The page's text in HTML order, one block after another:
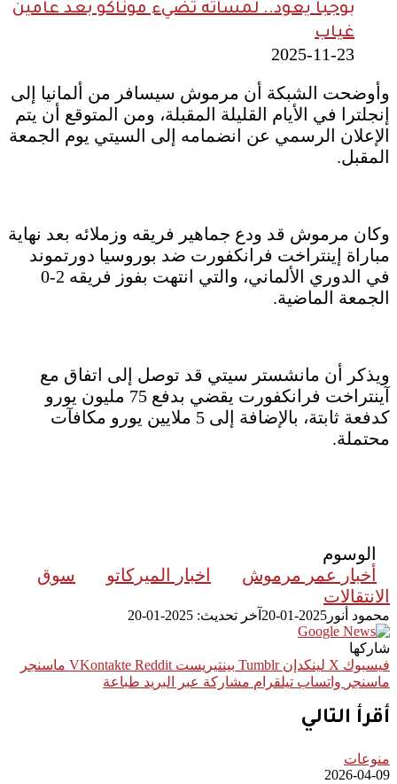
بوجبا يعود.. لمساته تضيء موناكو بعد عامين
غياب
2025-11-23
وأوضحت الشبكة أن مرموش سيسافر من ألمانيا إلى
إنجلترا في الأيام القليلة المقبلة، ومن المتوقع أن يتم
الإعلان الرسمي عن انضمامه إلى السيتي يوم الجمعة
المقبل.
وكان مرموش قد ودع جماهير فريقه وزملائه بعد نهاية
مباراة إينتراخت فرانكفورت ضد بوروسيا دورتموند
في الدوري الألماني، والتي انتهت بفوز فريقه 2-0
الجمعة الماضية.
ويذكر أن مانشستر سيتي قد توصل إلى اتفاق مع
آينتراخت فرانكفورت يقضي بدفع 75 مليون يورو
كدفعة ثابتة، بالإضافة إلى 5 ملايين يورو مكافآت
محتملة.
الوسوم
أخبار عمر مرموش
اخبار الميركاتو
سوق
الانتقالات
محمود أنور 2025-01-20 آخر تحديث: 2025-01-20
شاركها
فيسبوك ‫X لينكدإن بينتيريست
ماسنجر
ماسنجر واتساب تيلقرام مشاركة عبر البريد طباعة
أقرأ التالي
منوعات
2026-04-09